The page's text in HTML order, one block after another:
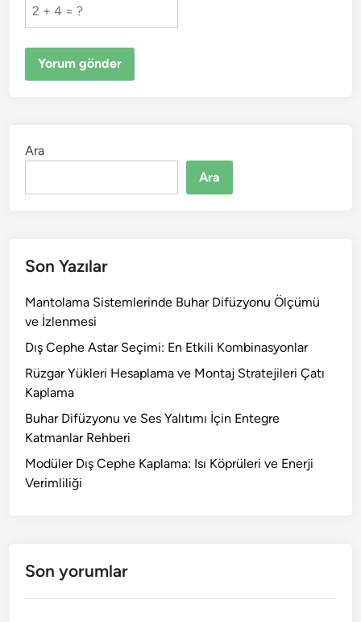
Ara
Ara
Son Yazılar
Mantolama Sistemlerinde Buhar Difüzyonu Ölçümü
ve İzlenmesi
Dış Cephe Astar Seçimi: En Etkili Kombinasyonlar
Rüzgar Yükleri Hesaplama ve Montaj Stratejileri Çatı
Kaplama
Buhar Difüzyonu ve Ses Yalıtımı İçin Entegre
Katmanlar Rehberi
Modüler Dış Cephe Kaplama: Isı Köprüleri ve Enerji
Verimliliği
Son yorumlar